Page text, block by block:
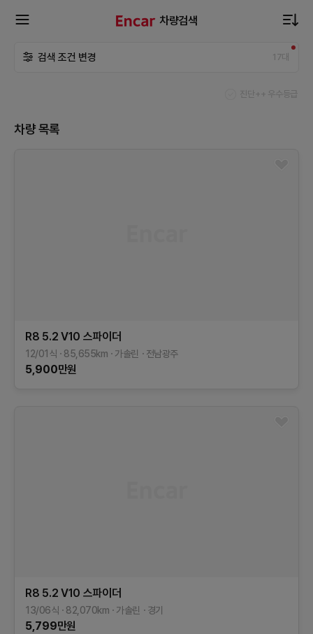
차량검색
검색 조건 변경 17대
진단++ 우수등급
차량 목록
R8 5.2 V10 스파이더
12/01식 85,655km 가솔린 전남광주
5,900만원
R8 5.2 V10 스파이더
13/06식 82,070km 가솔린 경기
5,799만원